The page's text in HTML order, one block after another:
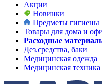
Акции
Новинки
Предметы гигиены
Товары для дома и
Расходные
Дез.средства, баки
Медицинская одежда
Медицинская техника